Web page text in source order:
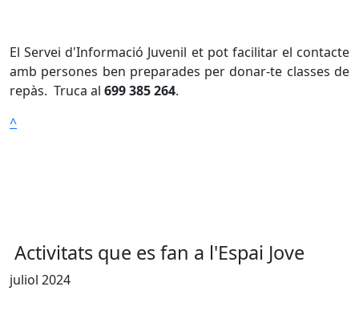
El Servei d'Informació Juvenil et pot facilitar el contacte
amb persones ben preparades per donar-te classes de
repàs. Truca al 699 385 264.
^
Activitats que es fan a l'Espai Jove
juliol 2024